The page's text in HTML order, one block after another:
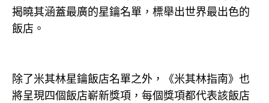
揭曉其涵蓋最廣的星鑰名單，標舉出世界最出色的
飯店。
除了米其林星鑰飯店名單之外，《米其林指南》也
將呈現四個飯店嶄新獎項，每個獎項都代表該飯店